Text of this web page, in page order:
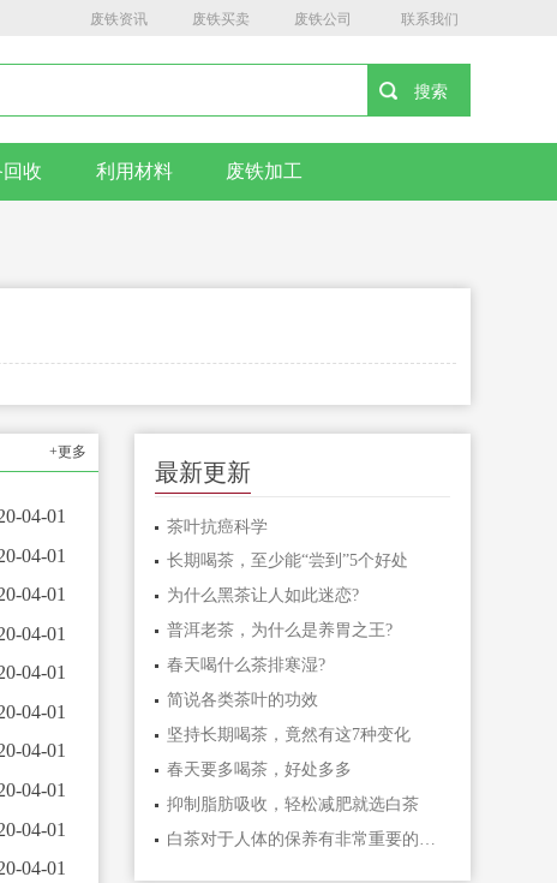
废铁资讯 废铁买卖 废铁公司 联系我们
收 利用材料 废铁加工
+更多
04-01
04-01
04-01
04-01
04-01
04-01
04-01
04-01
04-01
04-01
最新更新
茶叶抗癌科学
长期喝茶，至少能“尝到”5个好处
为什么黑茶让人如此迷恋?
普洱老茶，为什么是养胃之王?
春天喝什么茶排寒湿?
简说各类茶叶的功效
坚持长期喝茶，竟然有这7种变化
春天要多喝茶，好处多多
抑制脂肪吸收，轻松减肥就选白茶